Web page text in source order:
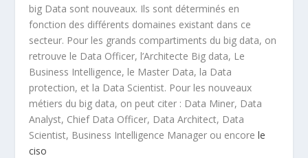
big Data sont nouveaux. Ils sont déterminés en
fonction des différents domaines existant dans ce
secteur. Pour les grands compartiments du big data, on
retrouve le Data Officer, l’Architecte Big data, Le
Business Intelligence, le Master Data, la Data
protection, et la Data Scientist. Pour les nouveaux
métiers du big data, on peut citer : Data Miner, Data
Analyst, Chief Data Officer, Data Architect, Data
Scientist, Business Intelligence Manager ou encorele
ciso